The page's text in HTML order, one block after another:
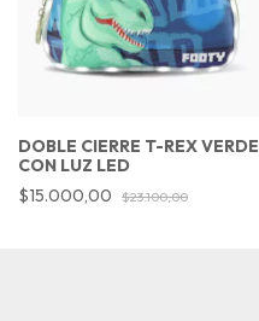
DOBLE CIERRE T-REX VERDE
CON LUZ LED
$15.000,00
$23.100,00